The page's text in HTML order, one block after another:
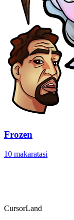
Frozen
10 makaratasi
CursorLand